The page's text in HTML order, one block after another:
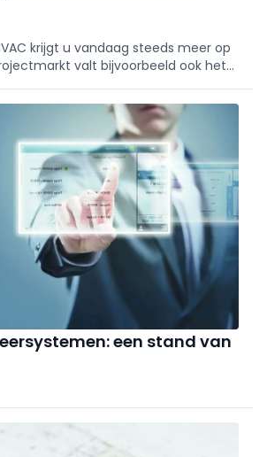
krijgt u vandaag steeds meer op
valt bijvoorbeeld ook het
Dit zijn de vijf grootste
die opdracht, én hun mogelijke
een stand van